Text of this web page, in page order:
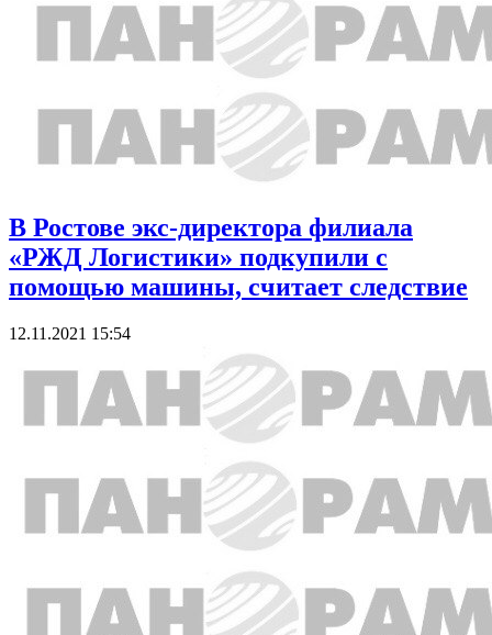
В Ростове экс-директора филиала
«РЖД Логистики» подкупили с
помощью машины, считает следствие
12.11.2021 15:54